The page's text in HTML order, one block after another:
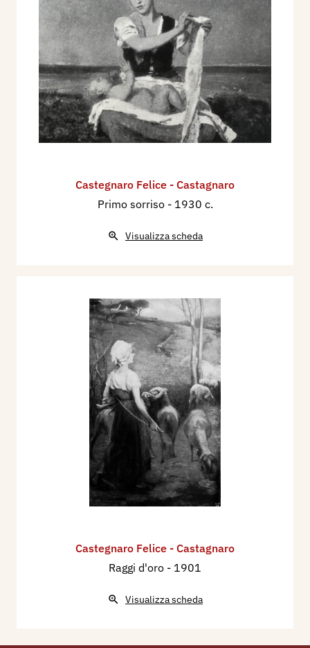
Castegnaro Felice - Castagnaro
Primo sorriso - 1930 c.
Visualizza scheda
Castegnaro Felice - Castagnaro
Raggi d'oro - 1901
Visualizza scheda